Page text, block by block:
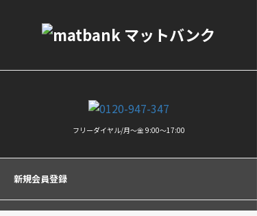
フリーダイヤル/月〜金 9:00〜17:00
新規会員登録